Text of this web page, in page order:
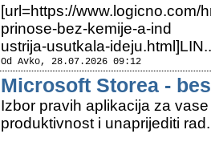
[url=https://www.logicno.com/
prinose-bez-kemije-a-ind
ustrija-usutkala-
Od Avko, 28.07.2026 09:12
Microsoft Storea -
Izbor pravih aplikacija za
produktivnost i unaprijediti rad.